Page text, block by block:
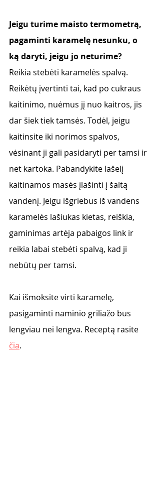
Jeigu turime maisto termometrą,
pagaminti karamelę nesunku, o
ką daryti, jeigu jo neturime?
Reikia stebėti karamelės spalvą.
Reikėtų įvertinti tai, kad po cukraus
kaitinimo, nuėmus jį nuo kaitros, jis
dar šiek tiek tamsės. Todėl, jeigu
kaitinsite iki norimos spalvos,
vėsinant ji gali pasidaryti per tamsi ir
net kartoka. Pabandykite lašelį
kaitinamos masės įlašinti į šaltą
vandenį. Jeigu išgriebus iš vandens
karamelės lašiukas kietas, reiškia,
gaminimas artėja pabaigos link ir
reikia labai stebėti spalvą, kad ji
nebūtų per tamsi.
Kai išmoksite virti karamelę,
pasigaminti naminio griliažo bus
lengviau nei lengva. Receptą rasite
čia.